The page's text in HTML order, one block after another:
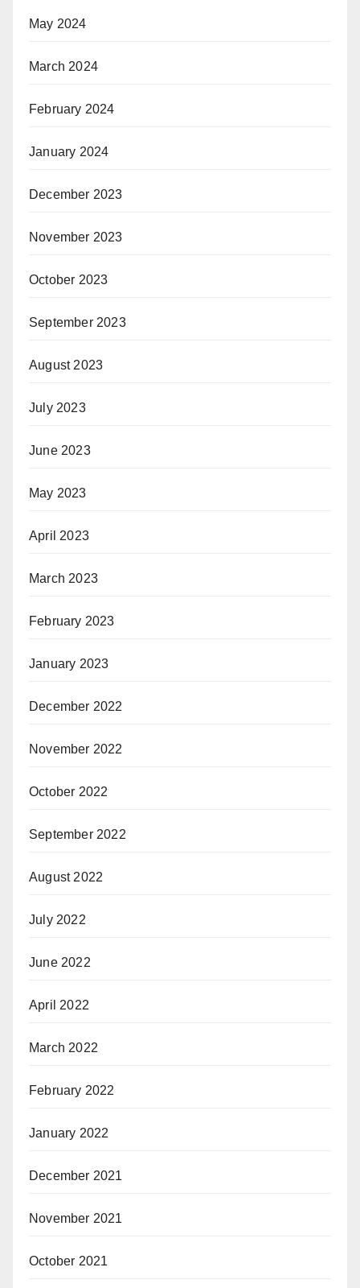
May 2024
March 2024
February 2024
January 2024
December 2023
November 2023
October 2023
September 2023
August 2023
July 2023
June 2023
May 2023
April 2023
March 2023
February 2023
January 2023
December 2022
November 2022
October 2022
September 2022
August 2022
July 2022
June 2022
April 2022
March 2022
February 2022
January 2022
December 2021
November 2021
October 2021